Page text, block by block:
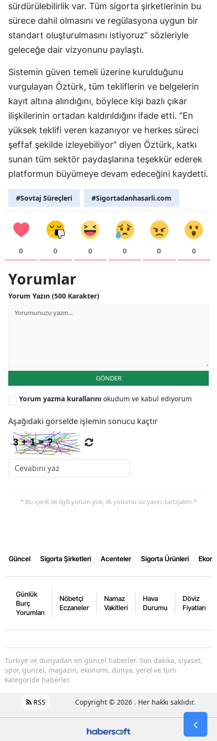
Trabzon
Tunceli
Şanlıurfa
Van
Yozgat
Zonguldak
Aksaray
Bayburt
Karaman
Kırıkkale
Batman
Osmaniye
sürdürülebilirlik var. Tüm sigorta şirketlerinin bu
sürece dahil olmasını ve regülasyona uygun bir
standart oluşturulmasını istiyoruz” sözleriyle
geleceğe dair vizyonunu paylaştı.
Sistemin güven temeli üzerine kurulduğunu
vurgulayan Öztürk, tüm tekliflerin ve belgelerin
kayıt altına alındığını, böylece kişi bazlı çıkar
ilişkilerinin ortadan kaldırıldığını ifade etti. “En
yüksek teklifi veren kazanıyor ve herkes süreci
şeffaf şekilde izleyebiliyor” diyen Öztürk, katkı
sunan tüm sektör paydaşlarına teşekkür ederek
platformun büyümeye devam edeceğini kaydetti.
#Sovtaj Süreçleri #Sigortadanhasarli.com
0 0 0 0 0 0
Yorumlar
Yorum Yazın (500 Karakter)
GÖNDER
Yorum yazma kurallarını okudum ve kabul ediyorum
Aşağıdaki görselde işlemin sonucu kaçtır
* Bu içerik ile ilgili yorum yok, ilk yorumu siz yazın, tartışalım *
Güncel Sigorta Şirketleri Acenteler Sigorta Ürünleri
Günlük
Burç
Yorumları
Nöbetçi
Eczaneler
Namaz
Vakitleri
Hava
Durumu
Döviz
Fiyatları
Türkiye ve dünyadan en güncel haberler. Son dakika, siyaset,
spor, güncel, magazin, ekonomi, dünya, yerel ve tüm
kategoride haberler.
RSS Copyright © 2026 . Her hakkı saklıdır.